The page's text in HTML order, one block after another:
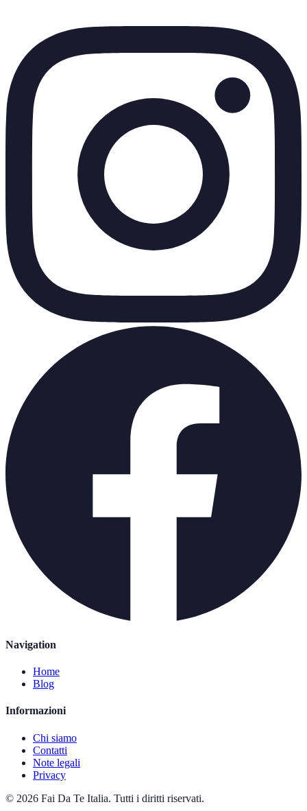
Navigation
Home
Blog
Informazioni
Chi siamo
Contatti
Note legali
Privacy
© 2026 Fai Da Te Italia. Tutti i diritti riservati.